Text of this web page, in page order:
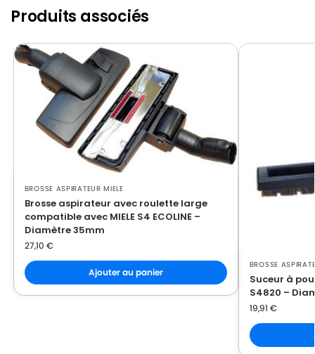
MIELE
MIELE ACTIVE HEPA S578
MIELE
MIELE ACTIVE MEDICAL
MIELE
MIELE ACTIVE TEAM
MIELE AIR CLEAN
MIELE
MIELE AIR CLEAN PLUSS2000
MIELE AIR CLEAN PLUSS3000
MIELE
MIELE ALLERGOTEC 2000
MIELE
MIELE ALLERGY CONTROL
MIELE
MIELE ALLERGY CONTROL 2000
MIELE
MIELE ALLERGY CONTROL 2000 / AL
Produits associés
BROSSE ASPIRATEUR MIELE
Brosse aspirateur avec roulette large
compatible avec MIELE S4 ECOLINE –
Diamètre 35mm
27,10 €
Ajouter au panier
BROSSE
Suceur à
S4820 –
19,91 €